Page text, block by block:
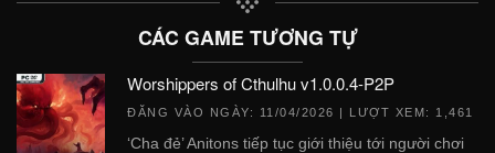
CÁC GAME TƯƠNG TỰ
Worshippers of Cthulhu v1.0.0.4-P2P
ĐĂNG VÀO NGÀY: 11/04/2026 | LƯỢT XEM: 1,461
‘Cha đẻ’ Anitons tiếp tục giới thiệu tới người chơi